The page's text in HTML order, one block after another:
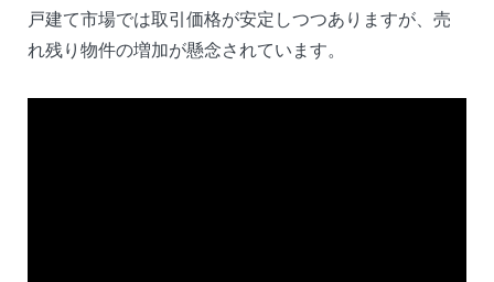
戸建て市場では取引価格が安定しつつありますが、売
れ残り物件の増加が懸念されています。